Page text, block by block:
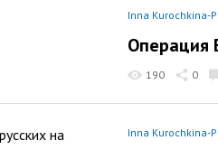
Inna Kurochkina-
Операция
190 0
Inna Kurochkina-